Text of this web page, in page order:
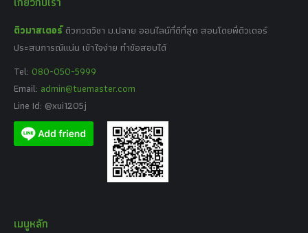
ติวมาสเตอร์ ติวกวดวิชา ม.ปลาย ออนไลน์ที่ดีที่สุด สอนโดยพี่ติวเตอร์
ประสบการณ์แน่น เข้าใจง่าย ทำข้อสอบได้
Tel: 080-050-5999
Email: admin@tuemaster.com
Line Id: @xui1205j
เมนูหลัก